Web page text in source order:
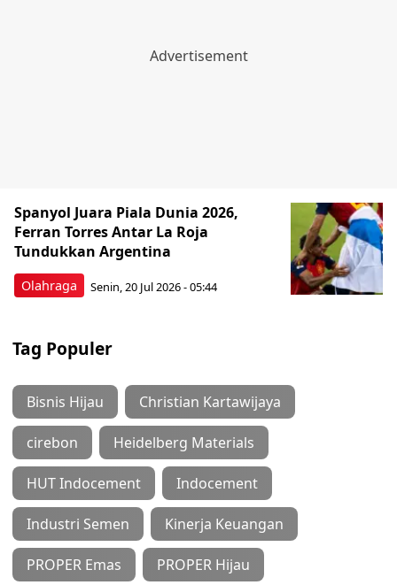
Olahraga
Spanyol Juara Piala Dunia 2026,
Ferran Torres Antar La Roja
Tundukkan Argentina
Senin, 20 Jul 2026 - 05:44
Tag Populer
Bisnis Hijau Christian Kartawijaya
cirebon Heidelberg Materials
HUT Indocement Indocement
Industri Semen Kinerja Keuangan
PROPER Emas PROPER Hijau